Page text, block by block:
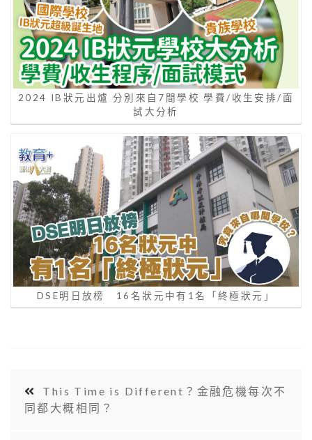
2024 IB狀元出爐 分別來自7間學校 學費/收生安排/面
試大分析
DSE明日放榜 16名狀元中有1名「終極狀元」
This Time is Different？金融危機每次不
同都大概相同？